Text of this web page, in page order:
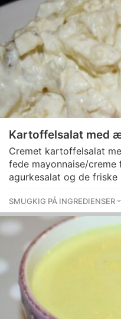
Kartoffelsalat med
Cremet kartoffelsalat
fede mayonnaise/creme
agurkesalat og de
SMUGKIG PÅ INGREDIENSER